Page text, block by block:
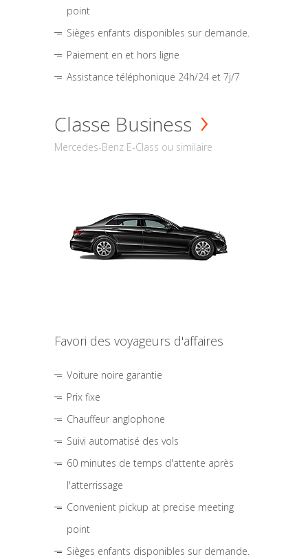
point
Sièges enfants disponibles sur demande.
Paiement en et hors ligne
Assistance téléphonique 24h/24 et 7j/7
Classe Business
Mercedes-Benz E-Class ou similaire
Favori des voyageurs d'affaires
Voiture noire garantie
Prix fixe
Chauffeur anglophone
Suivi automatisé des vols
60 minutes de temps d'attente après
l'atterrissage
Convenient pickup at precise meeting
point
Sièges enfants disponibles sur demande.